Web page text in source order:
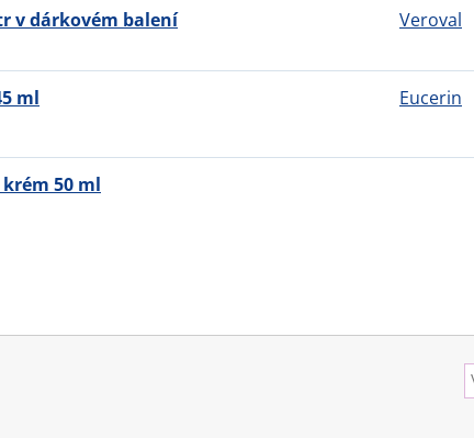
v dárkovém balení Veroval
ml Eucerin
50 ml